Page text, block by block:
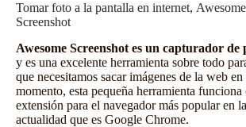
Tomar foto a la pantalla en internet, Awesome
Screenshot
Awesome Screenshot es un capturador de
y es una excelente herramienta sobre todo
que necesitamos sacar imágenes de la web
momento, esta pequeña herramienta funciona
extensión para el navegador más popular en la
actualidad que es Google Chrome.